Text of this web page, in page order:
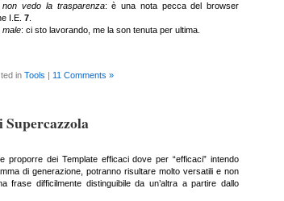
vedo la trasparenza: è una nota pecca del browser
I.E. 7
male: ci sto lavorando, me la son tenuta per ultima.
in Tools | 11 Comments »
Supercazzola
proporre dei Template efficaci dove per “efficaci” intendo
di generazione, potranno risultare molto versatili e non
frase difficilmente distinguibile da un’altra a partire dallo